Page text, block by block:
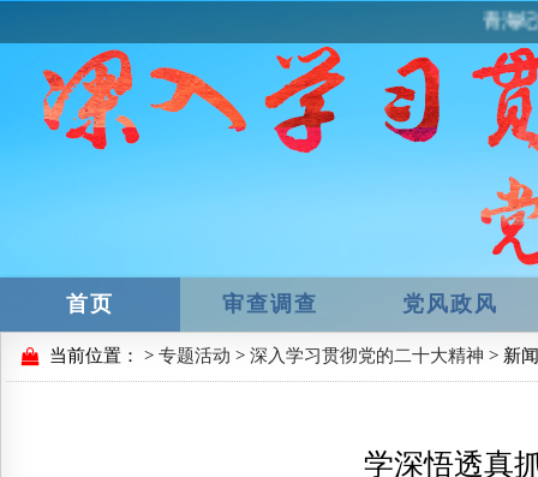
青海
首页 审查调查 党风政风
当前位置： > 专题活动 > 深入学习贯彻党的二十大精神 > 新
学深悟透真